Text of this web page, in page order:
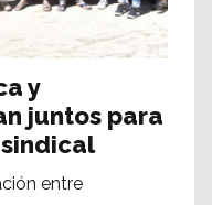
y
juntos para
entre